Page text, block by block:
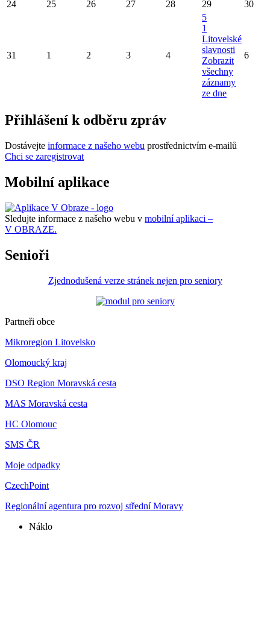
24 25 26 27 28 29 30
31 1 2 3 4
5
1
Litovelské
slavnosti
Zobrazit
všechny
záznamy
ze dne
6
Přihlášení k odběru zpráv
Dostávejte informace z našeho webu prostřednictvím e-mailů
Chci se zaregistrovat
Mobilní aplikace
Sledujte informace z našeho webu v mobilní aplikaci –
V OBRAZE.
Senioři
Zjednodušená verze stránek nejen pro seniory
Partneři obce
Mikroregion Litovelsko
Olomoucký kraj
DSO Region Moravská cesta
MAS Moravská cesta
HC Olomouc
SMS ČR
Moje odpadky
CzechPoint
Regionální agentura pro rozvoj střední Moravy
Náklo